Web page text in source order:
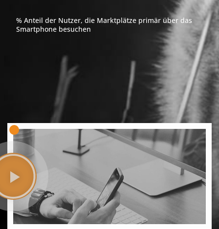
% Anteil der Nutzer, die Marktplätze primär über das
Smartphone besuchen